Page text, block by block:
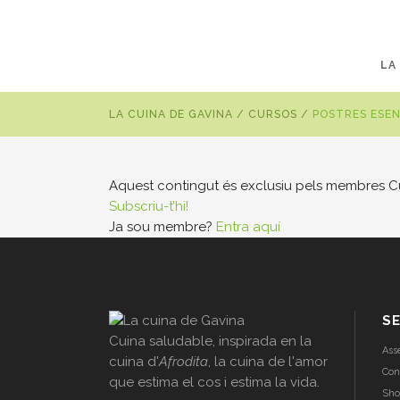
LA
LA CUINA DE GAVINA / CURSOS / POSTRES
Aquest contingut és exclusiu pels membres
Subscriu-t’hi!
Ja sou membre? Entra aquí
Cuina saludable, inspirada en la
cuina d'Afrodita, la cuina de l'amor
que estima el cos i estima la vida.